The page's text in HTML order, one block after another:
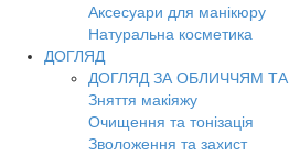
Аксесуари для манікюру
Натуральна косметика
ДОГЛЯД
ДОГЛЯД ЗА ОБЛИЧЧЯМ
Зняття макіяжу
Очищення та тонізація
Зволоження та захист